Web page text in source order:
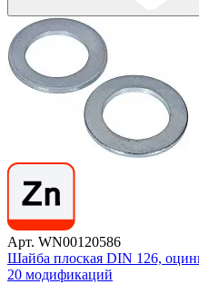
Арт. WN00120586
Шайба плоская DIN 126,
20 модификаций